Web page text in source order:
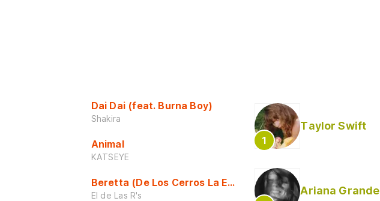
Dai Dai (feat. Burna Boy)
Shakira
Animal
KATSEYE
Beretta (De Los Cerros La Escuela)
El de Las R's
Taylor Swift
Ariana Grande